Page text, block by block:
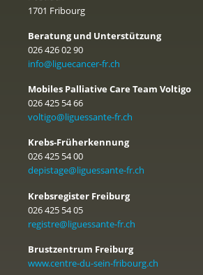
1701 Fribourg
Beratung und Unterstützung
026 426 02 90
info@liguecancer-fr.ch
Mobiles Palliative Care Team Voltigo
026 425 54 66
voltigo@liguessante-fr.ch
Krebs-Früherkennung
026 425 54 00
depistage@liguessante-fr.ch
Krebsregister Freiburg
026 425 54 05
registre@liguessante-fr.ch
Brustzentrum Freiburg
www.centre-du-sein-fribourg.ch